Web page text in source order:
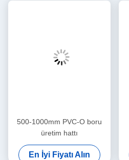
500-1000mm PVC-O boru
üretim hattı
En İyi Fiyatı Alın